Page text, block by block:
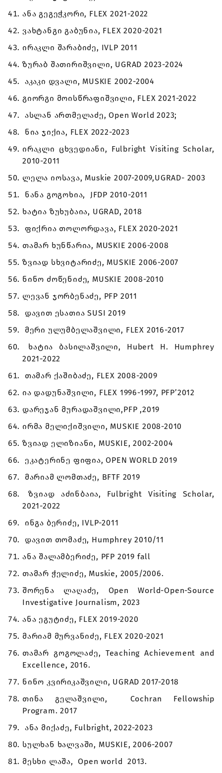
ანა გეგეჭკორი, FLEX 2021-2022
ვახტანგი გაბუნია, FLEX 2020-2021
ირაკლი შარაბიძე, IVLP 2011
ზურაბ შათირიშვილი, UGRAD 2023-2024
აკაკი დვალი, MUSKIE 2002-2004
გიორგი მოისწრაფიშვილი, FLEX 2021-2022
ასლან ართმელაძე, Open World 2023;
ნია ჯიქია, FLEX 2022-2023
ირაკლი ცხვედიანი, Fulbright Visiting Scholar,
2010-2011
ლელა იოსავა, Muskie 2007-2009,UGRAD- 2003
ნანა გოგოხია, JFDP 2010-2011
ხატია ზუხუბაია, UGRAD, 2018
ფიქრია თოლორდავა, FLEX 2020-2021
თამარ ხუნწარია, MUSKIE 2006-2008
ზვიად სხვიტარიძე, MUSKIE 2006-2007
ნინო ძოწენიძე, MUSKIE 2008-2010
ლევან ჯორბენაძე, PFP 2011
დავით ესათია SUSI 2019
მერი ულუმბელაშვილი, FLEX 2016-2017
ხატია ბასილაშვილი, Hubert H. Humphrey
2021-2022
თამარ ქაშიბაძე, FLEX 2008-2009
ია დადუნაშვილი, FLEX 1996-1997, PFP’2012
დარეჯან მურადაშვილი,PFP ,2019
ირმა მელიქიშვილი, MUSKIE 2008-2010
ზვიად ელიზიანი, MUSKIE, 2002-2004
ეკატერინე ფიფია, OPEN WORLD 2019
მარიამ ლომთაძე, BFTF 2019
ზვიად აძინბაია, Fulbright Visiting Scholar,
2021-2022
ინგა ბერიძე, IVLP-2011
დავით თომაძე, Humphrey 2010/11
ანა შალამბერიძე, PFP 2019 fall
თამარ ჭელიძე, Muskie, 2005/2006.
შორენა ლაღაძე, Open World-Open-Source
Investigative Journalism, 2023
ანა ეგუტიძე, FLEX 2019-2020
მარიამ მურვანიძე, FLEX 2020-2021
თამარ გოგოლაძე, Teaching Achievement and
Excellence, 2016.
ნინო კვირიკაშვილი, UGRAD 2017-2018
თინა გელაშვილი, Cochran Fellowship
Program. 2017
ანა მიქაძე, Fulbright, 2022-2023
სულხან ხალვაში, MUSKIE, 2006-2007
მესხი ლაშა, Open world 2013.